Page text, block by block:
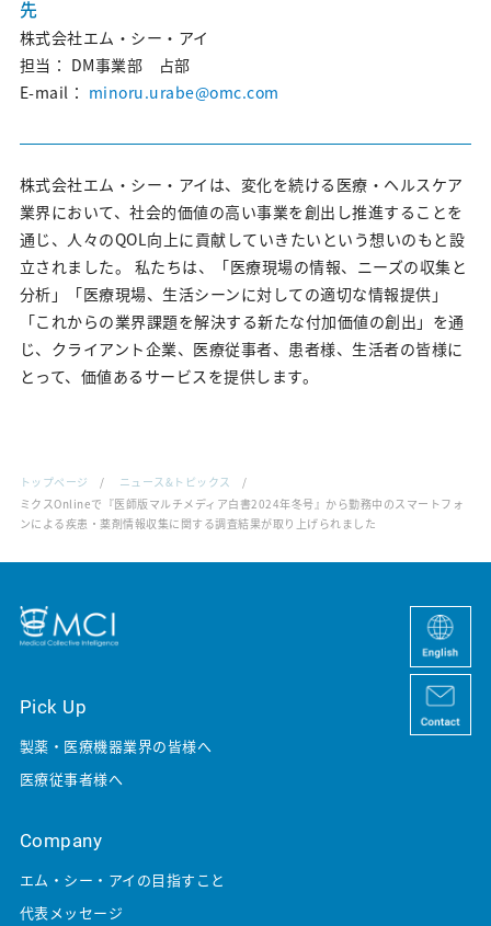
先
株式会社エム・シー・アイ
担当： DM事業部 占部
E-mail： minoru.urabe@omc.com
株式会社エム・シー・アイは、変化を続ける医療・ヘルスケア
業界において、社会的価値の高い事業を創出し推進することを
通じ、人々のQOL向上に貢献していきたいという想いのもと設
立されました。 私たちは、「医療現場の情報、ニーズの収集と
分析」「医療現場、生活シーンに対しての適切な情報提供」
「これからの業界課題を解決する新たな付加価値の創出」を通
じ、クライアント企業、医療従事者、患者様、生活者の皆様に
とって、価値あるサービスを提供します。
トップページ
ニュース&トピックス
ミクスOnlineで『医師版マルチメディア白書2024年冬号』から勤務中のスマートフォ
ンによる疾患・薬剤情報収集に関する調査結果が取り上げられました
Pick Up
製薬・医療機器業界の皆様へ
医療従事者様へ
Company
エム・シー・アイの目指すこと
代表メッセージ
新卒採用情報
News&Topics
ニュース&トピックス